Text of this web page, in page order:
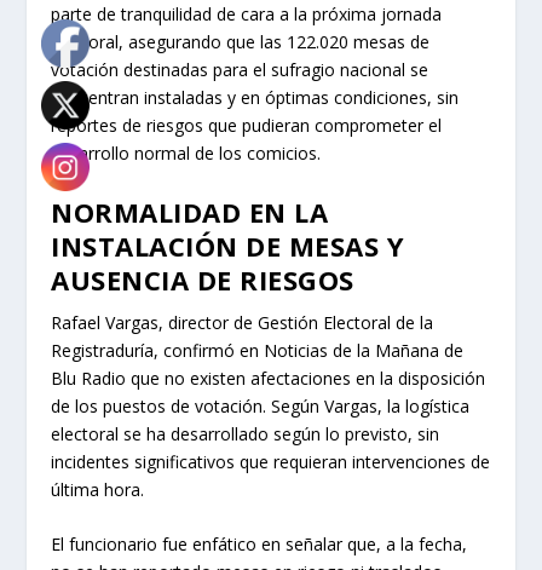
parte de tranquilidad de cara a la próxima jornada
electoral, asegurando que las 122.020 mesas de
votación destinadas para el sufragio nacional se
encuentran instaladas y en óptimas condiciones, sin
reportes de riesgos que pudieran comprometer el
desarrollo normal de los comicios.
NORMALIDAD EN LA
INSTALACIÓN DE MESAS Y
AUSENCIA DE RIESGOS
Rafael Vargas, director de Gestión Electoral de la
Registraduría, confirmó en Noticias de la Mañana de
Blu Radio que no existen afectaciones en la disposición
de los puestos de votación. Según Vargas, la logística
electoral se ha desarrollado según lo previsto, sin
incidentes significativos que requieran intervenciones de
última hora.
El funcionario fue enfático en señalar que, a la fecha,